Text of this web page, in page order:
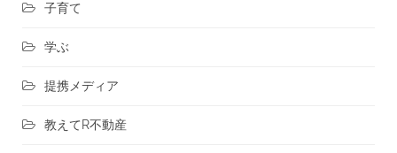
子育て
学ぶ
提携メディア
教えてR不動産